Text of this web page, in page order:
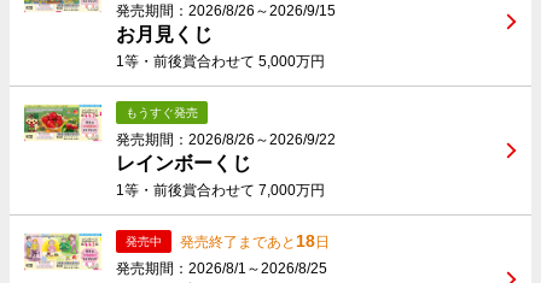
発売期間：2026/8/26～2026/9/15
お月見くじ
1等・前後賞合わせて 5,000万円
もうすぐ発売
発売期間：2026/8/26～2026/9/22
レインボーくじ
1等・前後賞合わせて 7,000万円
発売中 発売終了まであと18日
発売期間：2026/8/1～2026/8/25